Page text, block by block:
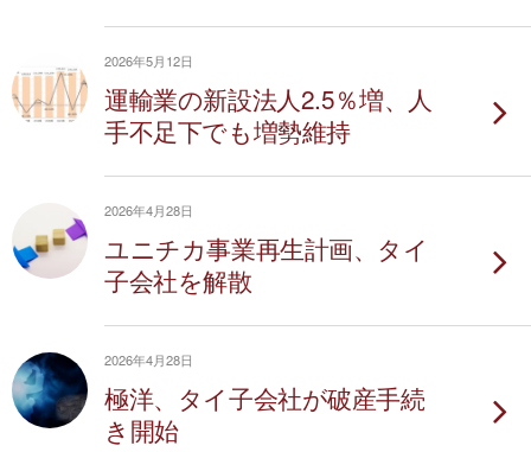
2026年5月12日
運輸業の新設法人2.5％増、人
手不足下でも増勢維持
2026年4月28日
ユニチカ事業再生計画、タイ
子会社を解散
2026年4月28日
極洋、タイ子会社が破産手続
き開始